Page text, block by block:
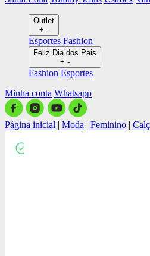
Outlet
+ -
Esportes Fashion
Feliz Dia dos Pais
+ -
Fashion Esportes
Minha conta Whatsapp
Página inicial | Moda | Feminino |